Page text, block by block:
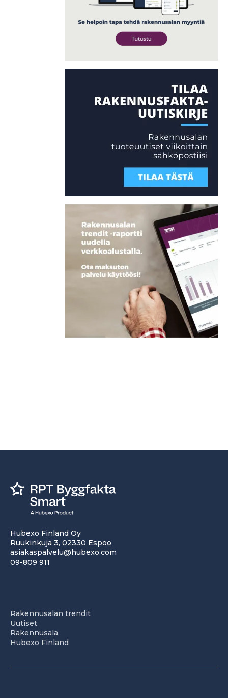
Hubexo Finland Oy
Ruukinkuja 3, 02330 Espoo
asiakaspalvelu@hubexo.com
09-809 911
Rakennusalan trendit
Uutiset
Rakennusala
Hubexo Finland